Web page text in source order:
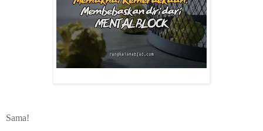
Sama!